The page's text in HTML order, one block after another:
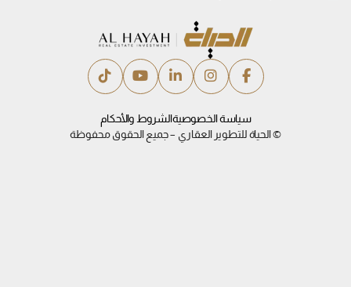
سياسة الخصوصيةالشروط والأحكام
© الحياة للتطوير العقاري – جميع الحقوق محفوظة